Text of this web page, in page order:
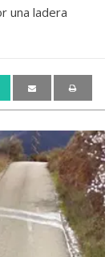
una ladera